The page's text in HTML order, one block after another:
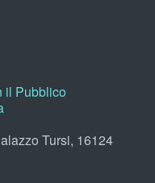
il Pubblico
Tursi, 16124